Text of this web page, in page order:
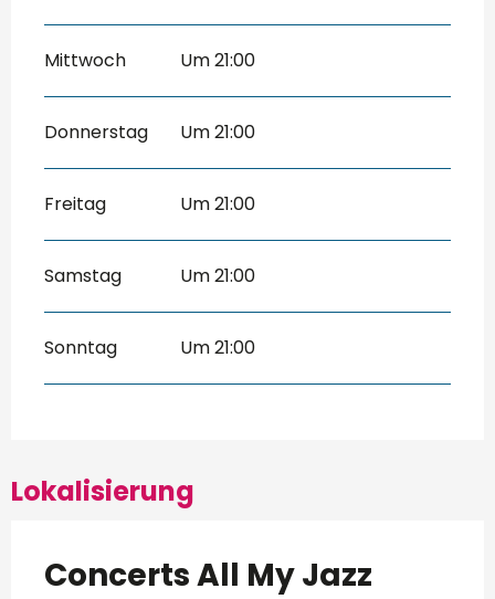
Mittwoch Um 21:00
Donnerstag Um 21:00
Freitag Um 21:00
Samstag Um 21:00
Sonntag Um 21:00
Lokalisierung
Concerts All My Jazz